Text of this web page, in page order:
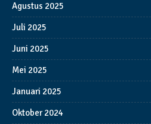
Agustus 2025
Juli 2025
Juni 2025
Mei 2025
Januari 2025
Oktober 2024